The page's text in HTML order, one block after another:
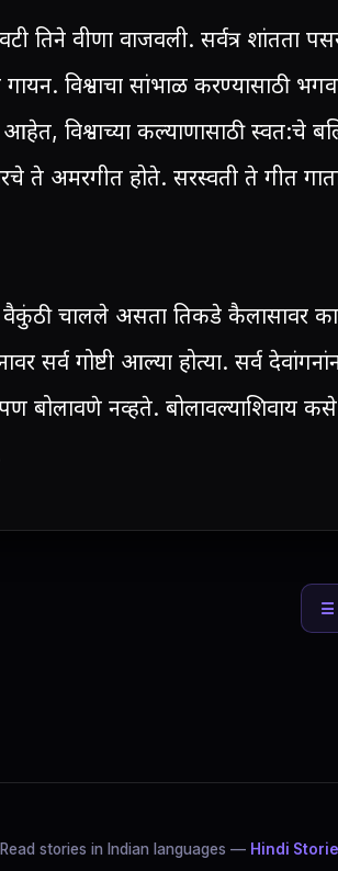
तिने वीणा वाजवली. सर्वत्र शांतता
विश्वाचा सांभाळ करण्यासाठी
विश्वाच्या कल्याणासाठी स्वत:चे
ते अमरगीत होते. सरस्वती ते गीत
वैकुंठी चालले असता तिकडे कैलासावर
सर्व गोष्टी आल्या होत्या. सर्व
बोलावणे नव्हते. बोलावल्याशिवाय कसे
☰
stories in Indian languages — Hindi